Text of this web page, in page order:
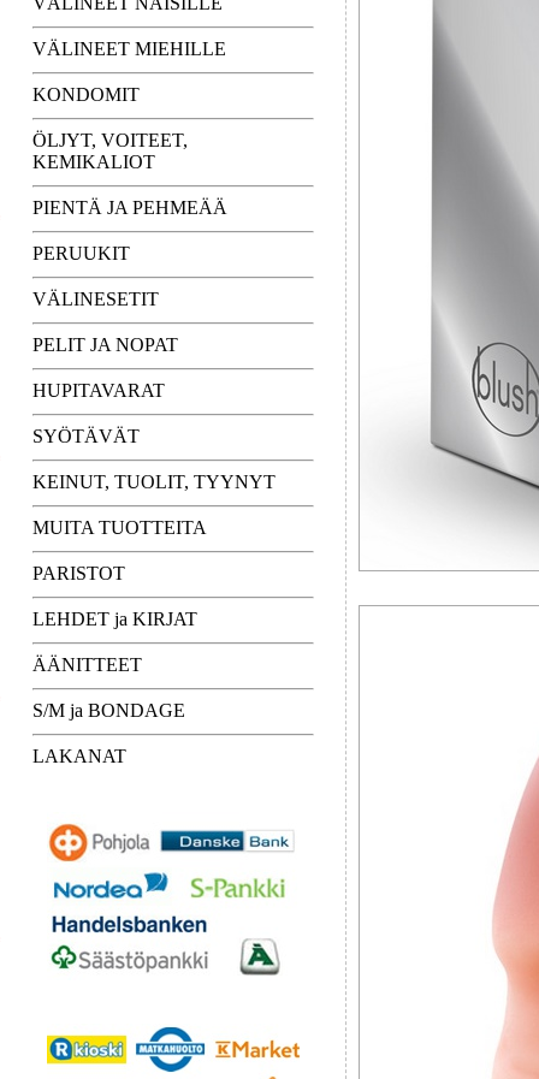
VÄLINEET MIEHILLE
KONDOMIT
ÖLJYT, VOITEET,
KEMIKALIOT
PIENTÄ JA PEHMEÄÄ
PERUUKIT
VÄLINESETIT
PELIT JA NOPAT
HUPITAVARAT
SYÖTÄVÄT
KEINUT, TUOLIT, TYYNYT
MUITA TUOTTEITA
PARISTOT
LEHDET ja KIRJAT
ÄÄNITTEET
S/M ja BONDAGE
LAKANAT